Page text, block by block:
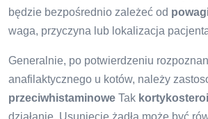
będzie bezpośrednio zależeć od
waga, przyczyna lub lokalizacja
Generalnie, po potwierdzeniu
anafilaktycznego u kotów, należy
przeciwhistaminowe Tak
działanie. Usunięcie żądła może być